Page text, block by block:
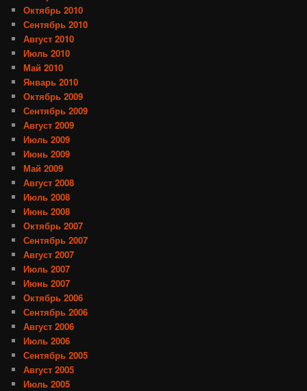
Октябрь 2010
Сентябрь 2010
Август 2010
Июль 2010
Май 2010
Январь 2010
Октябрь 2009
Сентябрь 2009
Август 2009
Июль 2009
Июнь 2009
Май 2009
Август 2008
Июль 2008
Июнь 2008
Октябрь 2007
Сентябрь 2007
Август 2007
Июль 2007
Июнь 2007
Октябрь 2006
Сентябрь 2006
Август 2006
Июль 2006
Сентябрь 2005
Август 2005
Июль 2005